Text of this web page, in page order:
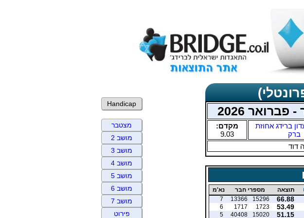
2026
ברידג אחוזת
ברק
מקדם:
9.03
דוד
תוצאה מספרי חבר
נא'מ
66.88
15296
13366
7
53.49
1723
1717
6
51.15
15020
40408
5
Handicap
מצטבר
מושב 2
מושב 3
מושב 4
מושב 5
מושב 6
מושב 7
פירוט